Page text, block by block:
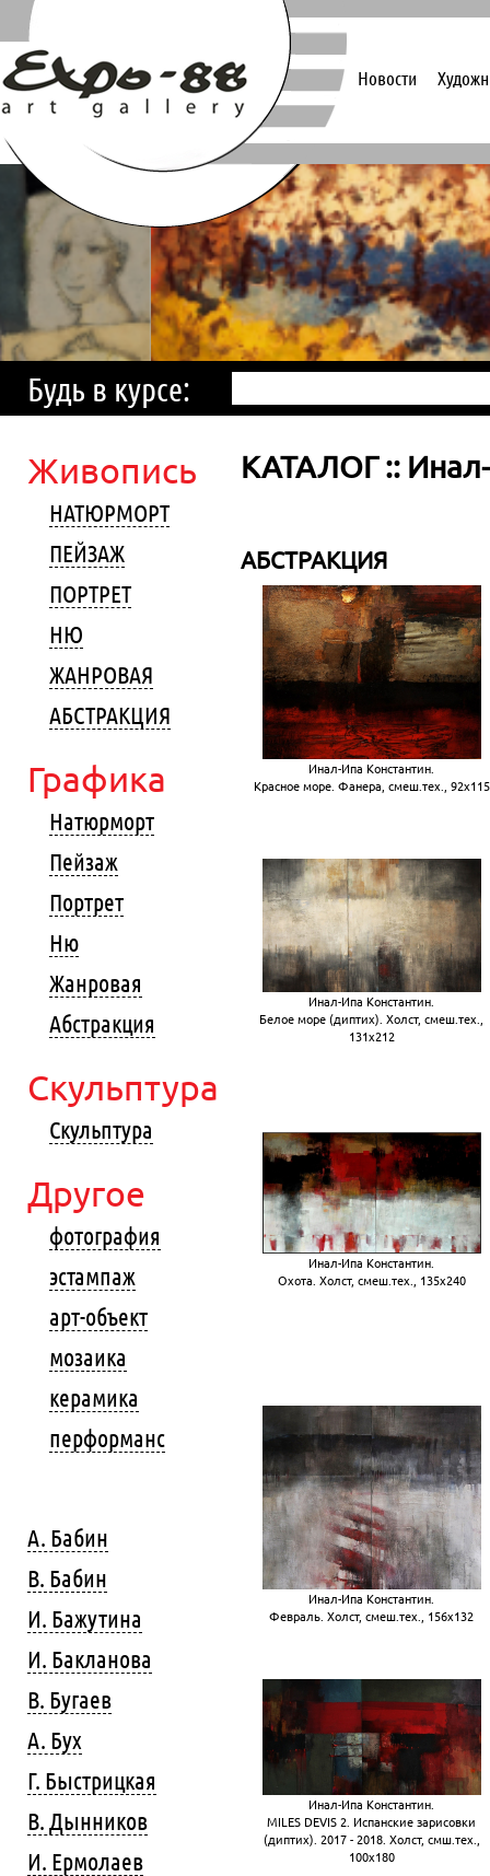
Новости
Будь в курсе:
Живопись
НАТЮРМОРТ
ПЕЙЗАЖ
ПОРТРЕТ
НЮ
ЖАНРОВАЯ
АБСТРАКЦИЯ
Графика
Натюрморт
Пейзаж
Портрет
Ню
Жанровая
Абстракция
Скульптура
Скульптура
Другое
фотография
эстампаж
арт-объект
мозаика
керамика
перформанс
А. Бабин
В. Бабин
И. Бажутина
И. Бакланова
В. Бугаев
А. Бух
Г. Быстрицкая
В. Дынников
И. Ермолаев
КАТАЛОГ ::
АБСТРАКЦИЯ
Инал-Ипа Константин.
Красное море. Фанера, смеш.тех., 92х115
Инал-Ипа Константин.
Белое море (диптих). Холст, смеш.тех.,
131х212
Инал-Ипа Константин.
Охота. Холст, смеш.тех., 135х240
Инал-Ипа Константин.
Февраль. Холст, смеш.тех., 156х132
Инал-Ипа Константин.
MILES DEVIS 2. Испанские зарисовки
(диптих). 2017 - 2018. Холст, смш.тех.,
100х180